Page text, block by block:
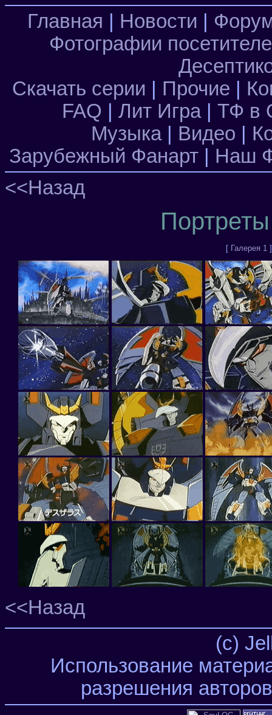
Главная Новости
Фотографии
Скачать серии
Прочие
FAQ
Лит Игра| ТФ в
Музыка| Видео
Зарубежный Фанарт
Наш
<<Назад
[ Галерея 1
<<Назад
(c)
Использование
разрешения